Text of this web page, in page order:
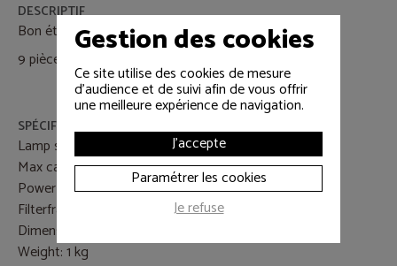
DESCRIPTIF
Bon état.
9 pièce disponibles.
SPÉCIFICATIONS
Lamp socket: GX-16D
Max capacity: 300W
Power supply: 230V
Filterframe: Included
Dimensions: 265 x 200 x 200 mm (LxWxH)
Weight: 1 kg
Gestion des cookies
Ce site utilise des cookies de mesure
d'audience et de suivi afin de vous offrir
une meilleure expérience de navigation.
J'accepte
Paramétrer les cookies
Je refuse